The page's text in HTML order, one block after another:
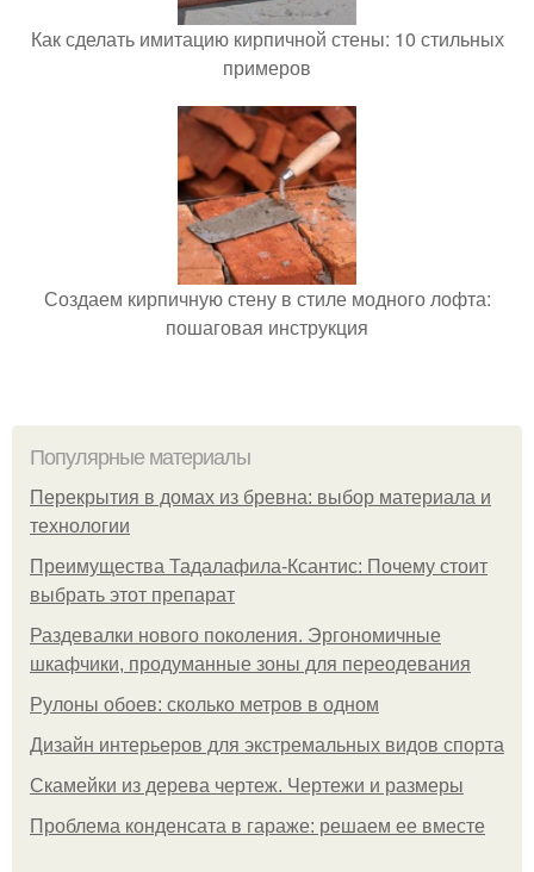
Как сделать имитацию кирпичной стены: 10 стильных
примеров
Создаем кирпичную стену в стиле модного лофта:
пошаговая инструкция
Популярные материалы
Перекрытия в домах из бревна: выбор материала и
технологии
Преимущества Тадалафила-Ксантис: Почему стоит
выбрать этот препарат
Раздевалки нового поколения. Эргономичные
шкафчики, продуманные зоны для переодевания
Рулоны обоев: сколько метров в одном
Дизайн интерьеров для экстремальных видов спорта
Скамейки из дерева чертеж. Чертежи и размеры
Проблема конденсата в гараже: решаем ее вместе